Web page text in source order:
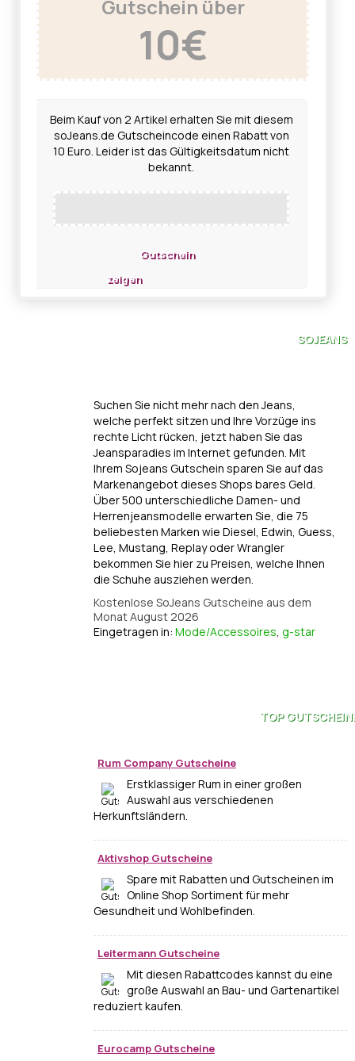
Gutschein über
10€
Beim Kauf von 2 Artikel erhalten Sie mit diesem
soJeans.de Gutscheincode einen Rabatt von
10 Euro. Leider ist das Gültigkeitsdatum nicht
bekannt.
Gutschein
zeigen
SOJEANS
Suchen Sie nicht mehr nach den Jeans,
welche perfekt sitzen und Ihre Vorzüge ins
rechte Licht rücken, jetzt haben Sie das
Jeansparadies im Internet gefunden. Mit
Ihrem Sojeans Gutschein sparen Sie auf das
Markenangebot dieses Shops bares Geld.
Über 500 unterschiedliche Damen- und
Herrenjeansmodelle erwarten Sie, die 75
beliebesten Marken wie Diesel, Edwin, Guess,
Lee, Mustang, Replay oder Wrangler
bekommen Sie hier zu Preisen, welche Ihnen
die Schuhe ausziehen werden.
Kostenlose SoJeans Gutscheine aus dem
Monat August 2026
Eingetragen in: Mode/Accessoires, g-star
TOP
Rum Company Gutscheine
Erstklassiger Rum in einer großen
Auswahl aus verschiedenen
Herkunftsländern.
Aktivshop Gutscheine
Spare mit Rabatten und Gutscheinen im
Online Shop Sortiment für mehr
Gesundheit und Wohlbefinden.
Leitermann Gutscheine
Mit diesen Rabattcodes kannst du eine
große Auswahl an Bau- und Gartenartikel
reduziert kaufen.
Eurocamp Gutscheine